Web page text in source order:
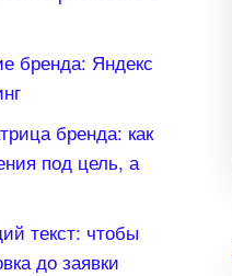
бренда: Яндекс
бренда: как
под цель, а
текст: чтобы
до заявки